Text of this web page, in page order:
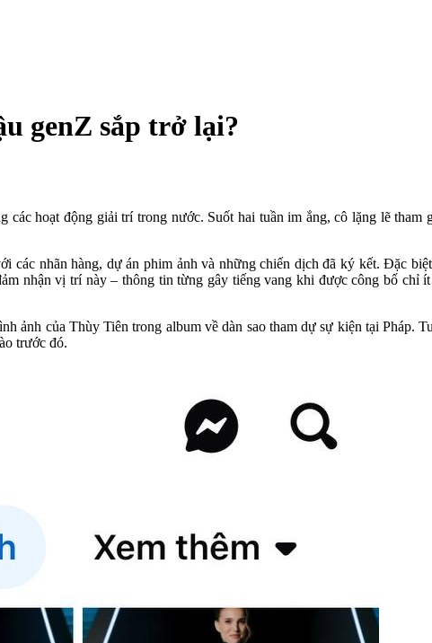
genZ sắp trở lại?
hoạt động giải trí trong nước. Suốt hai tuần im ắng, cô lặng lẽ tham
nhãn hàng, dự án phim ảnh và những chiến dịch đã ký kết. Đặc
nhận vị trí này – thông tin từng gây tiếng vang khi được công bố chỉ
ảnh của Thùy Tiên trong album về dàn sao tham dự sự kiện tại Pháp.
trước đó.